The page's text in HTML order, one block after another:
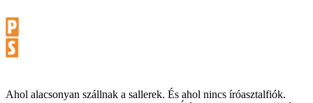
Ahol alacsonyan szállnak a sallerek. És ahol nincs íróasztalfiók.